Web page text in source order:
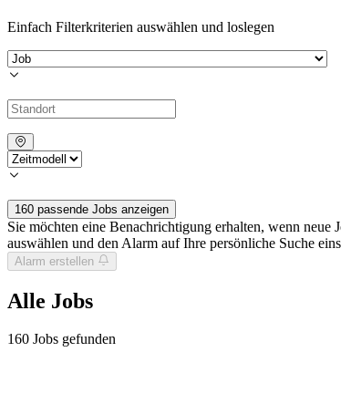
Einfach Filterkriterien auswählen und loslegen
160 passende Jobs anzeigen
Sie möchten eine Benachrichtigung erhalten, wenn
auswählen und den Alarm auf Ihre persönliche Suche
Alarm erstellen
Alle Jobs
160 Jobs gefunden